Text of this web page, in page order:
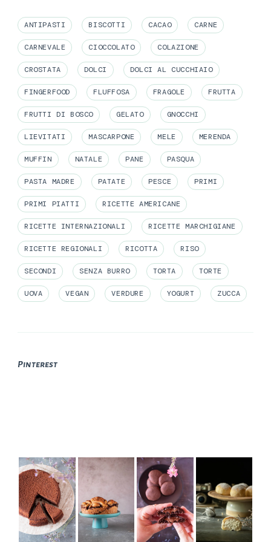
ANTIPASTI BISCOTTI CACAO CARNE
CARNEVALE CIOCCOLATO COLAZIONE
CROSTATA DOLCI DOLCI AL CUCCHIAIO
FINGERFOOD FLUFFOSA FRAGOLE FRUTTA
FRUTTI DI BOSCO GELATO GNOCCHI
LIEVITATI MASCARPONE MELE MERENDA
MUFFIN NATALE PANE PASQUA
PASTA MADRE PATATE PESCE PRIMI
PRIMI PIATTI RICETTE AMERICANE
RICETTE INTERNAZIONALI RICETTE MARCHIGIANE
RICETTE REGIONALI RICOTTA RISO
SECONDI SENZA BURRO TORTA TORTE
UOVA VEGAN VERDURE YOGURT ZUCCA
Pinterest